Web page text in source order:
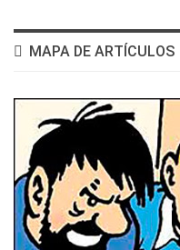
MAPA DE ARTÍCULOS